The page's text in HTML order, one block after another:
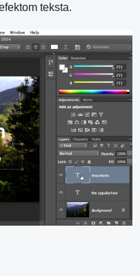
teksta.